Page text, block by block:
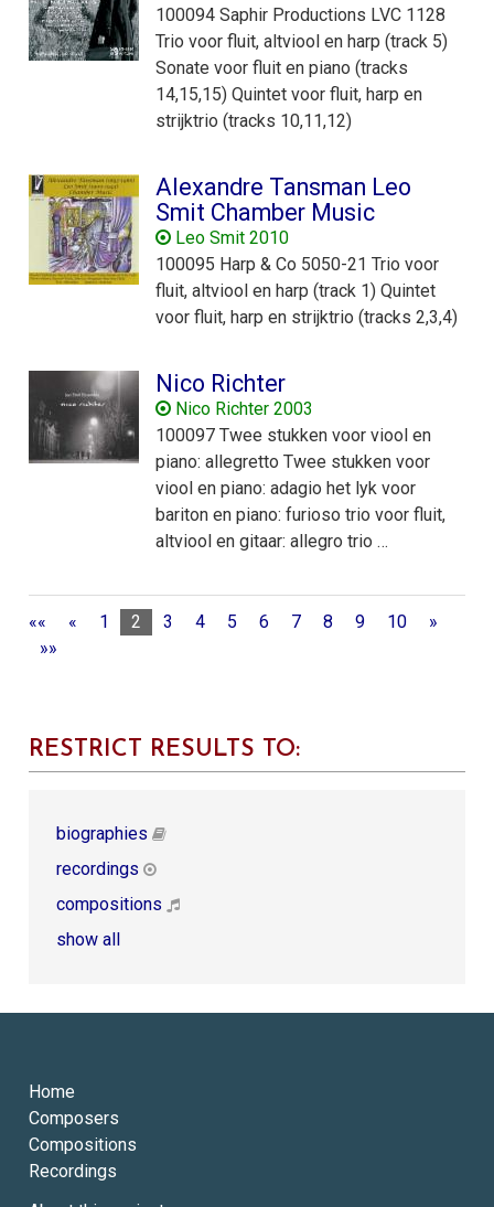
100094 Saphir Productions LVC 1128
Trio voor fluit, altviool en harp (track 5)
Sonate voor fluit en piano (tracks
14,15,15) Quintet voor fluit, harp en
strijktrio (tracks 10,11,12)
Alexandre Tansman Leo
Smit Chamber Music
Leo Smit 2010
100095 Harp & Co 5050-21 Trio voor
fluit, altviool en harp (track 1) Quintet
voor fluit, harp en strijktrio (tracks 2,3,4)
Nico Richter
Nico Richter 2003
100097 Twee stukken voor viool en
piano: allegretto Twee stukken voor
viool en piano: adagio het lyk voor
bariton en piano: furioso trio voor fluit,
altviool en gitaar: allegro trio …
«« « 1 2 3 4 5 6 7 8 9 10
»
»»
RESTRICT RESULTS TO:
biographies
recordings
compositions
show all
Home
Composers
Compositions
Recordings